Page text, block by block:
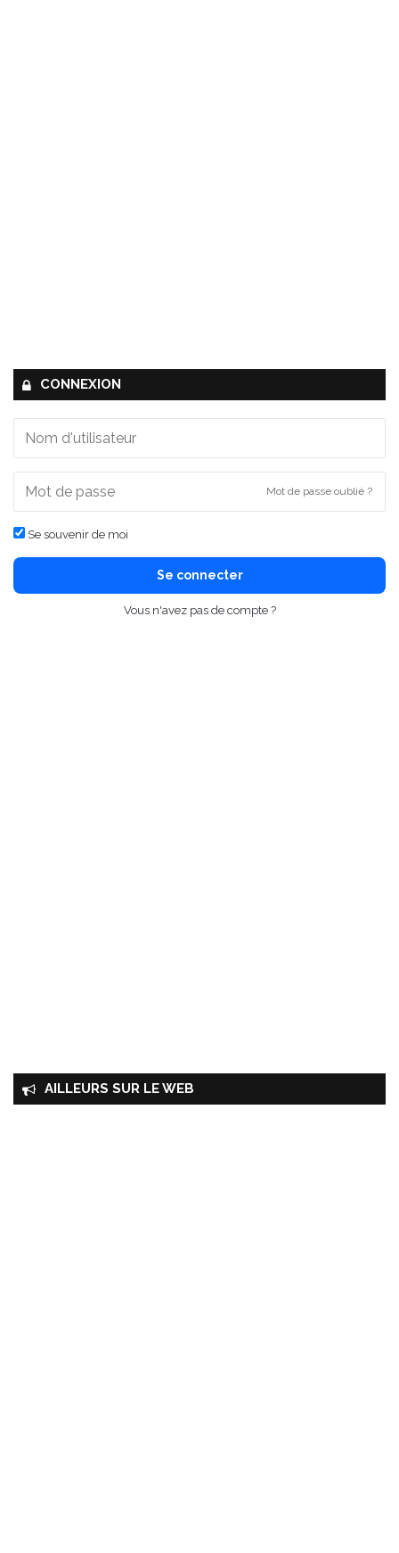
CONNEXION
Mot de passe oublié ?
Se souvenir de moi
Se connecter
Vous n'avez pas de compte ?
AILLEURS SUR LE WEB